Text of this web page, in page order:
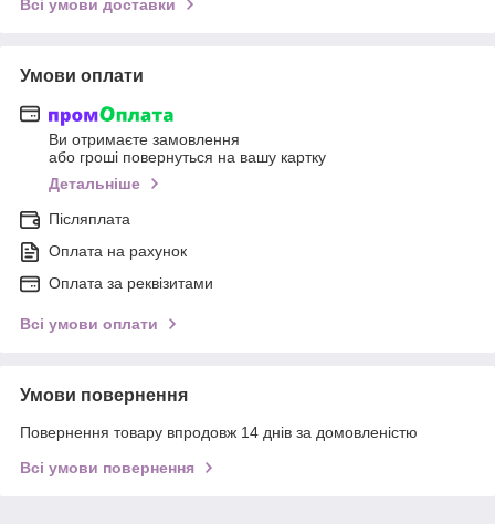
Всі умови доставки
Умови оплати
Ви отримаєте замовлення
або гроші повернуться на вашу картку
Детальніше
Післяплата
Оплата на рахунок
Оплата за реквізитами
Всі умови оплати
Умови повернення
Повернення товару впродовж 14 днів за домовленістю
Всі умови повернення